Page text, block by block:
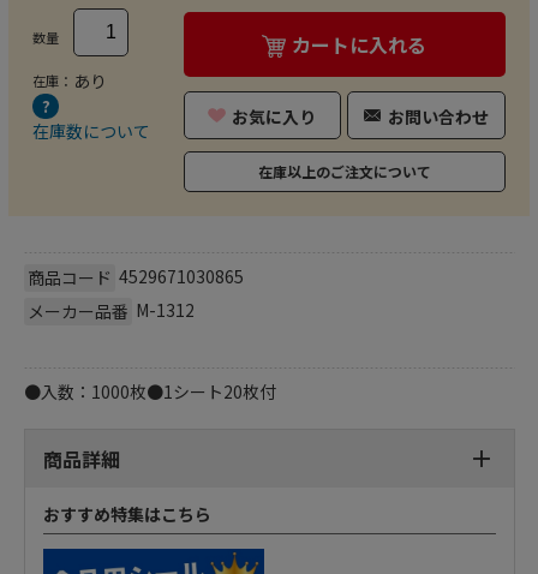
数量
在庫： あり
在庫数について
カートに入れる
お気に入り お問い合わせ
在庫以上のご注文について
商品コード 4529671030865
メーカー品番 M-1312
●入数：1000枚●1シート20枚付
商品詳細
おすすめ特集はこちら